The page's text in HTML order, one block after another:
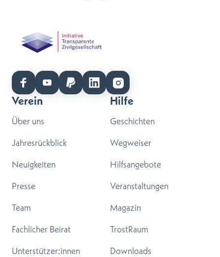
Verein
Über uns
Jahresrückblick
Neuigkeiten
Presse
Team
Fachlicher Beirat
Unterstützer:innen
Hilfe
Geschichten
Wegweiser
Hilfsangebote
Veranstaltungen
Magazin
TrostRaum
Downloads